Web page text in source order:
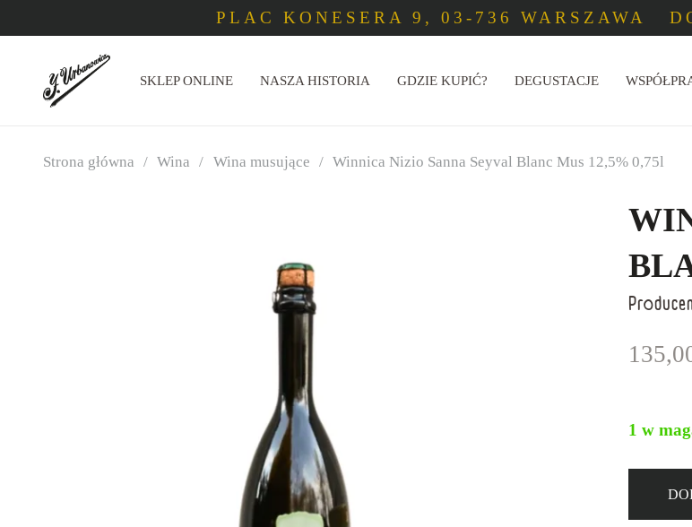
PLAC KONESERA 9, 03-736 WARSZAWA
SKLEP ONLINE NASZA HISTORIA GDZIE KUPIĆ? DEGUSTACJE
Strona główna / Wina / Wina musujące / Winnica Nizio Sanna Seyval Blanc Mus 12,5% 0,75l
1 w